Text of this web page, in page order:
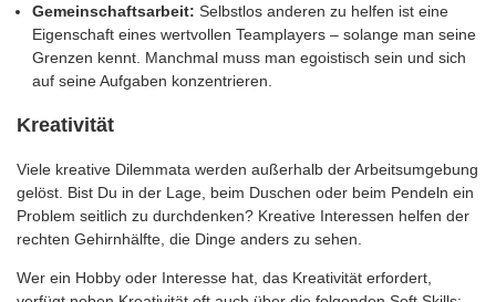
Gemeinschaftsarbeit: Selbstlos anderen zu helfen ist eine
Eigenschaft eines wertvollen Teamplayers – solange man seine
Grenzen kennt. Manchmal muss man egoistisch sein und sich
auf seine Aufgaben konzentrieren.
Kreativität
Viele kreative Dilemmata werden außerhalb der Arbeitsumgebung
gelöst. Bist Du in der Lage, beim Duschen oder beim Pendeln ein
Problem seitlich zu durchdenken? Kreative Interessen helfen der
rechten Gehirnhälfte, die Dinge anders zu sehen.
Wer ein Hobby oder Interesse hat, das Kreativität erfordert,